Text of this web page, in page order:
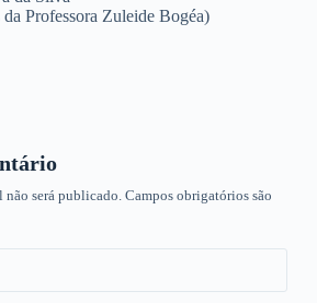
Professora Zuleide Bogéa)
não será publicado. Campos obrigatórios são